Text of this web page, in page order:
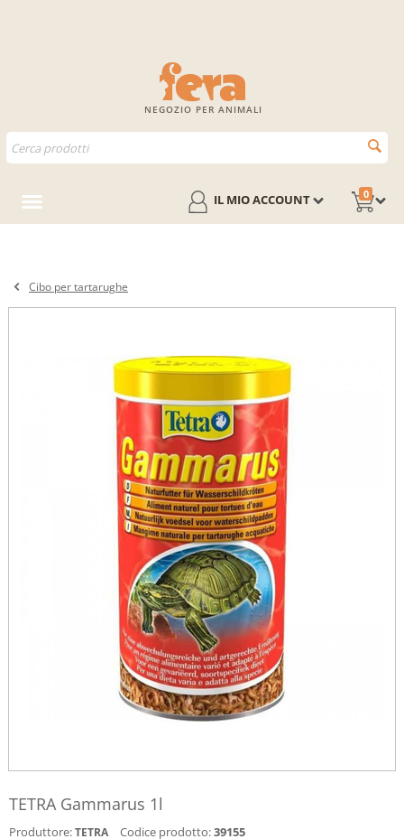
NEGOZIO PER ANIMALI
0
IL MIO ACCOUNT
Cibo per tartarughe
TETRA Gammarus 1l
Produttore:TETRA Codice prodotto:39155